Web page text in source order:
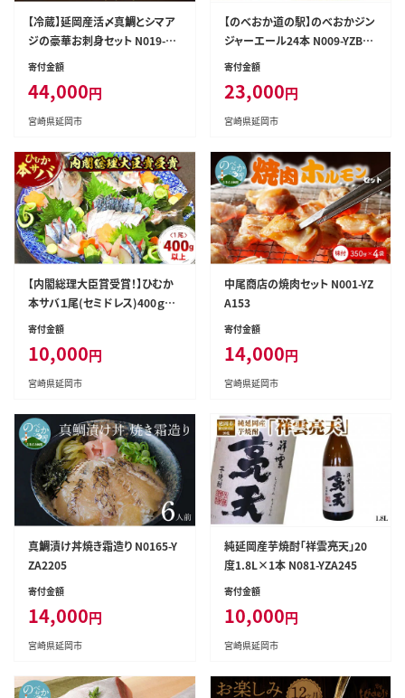
【冷蔵】延岡産活〆真鯛とシマア
ジの豪華お刺身セット N019-YZ
C804
寄付金額
44,000円
宮崎県延岡市
【のべおか道の駅】のべおかジン
ジャーエール24本 N009-YZB21
9
寄付金額
23,000円
宮崎県延岡市
【内閣総理大臣賞受賞！】ひむか
本サバ１尾(セミドレス)400ｇ以
上 N025-YA0386
寄付金額
10,000円
宮崎県延岡市
中尾商店の焼肉セット N001-YZ
A153
寄付金額
14,000円
宮崎県延岡市
真鯛漬け丼焼き霜造り N0165-Y
ZA2205
寄付金額
14,000円
宮崎県延岡市
純延岡産芋焼酎「祥雲亮天」20
度1.8L×1本 N081-YZA245
寄付金額
10,000円
宮崎県延岡市